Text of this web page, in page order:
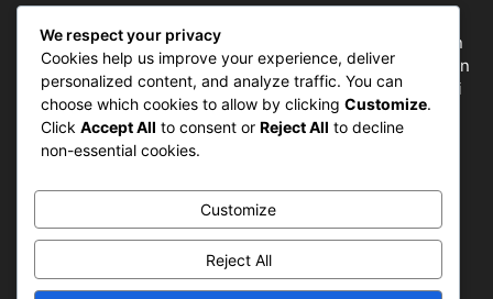
bergerak di ruang jurnalistik, sebagai entitas pemberian
ruang Publik, Media merupakan literasi mutlak diperlukan
sebagai kemampuan dasar berpikir kritis untuk hidup di
abad informasi.
Hubungi kami:
IKUTI KAMI
We respect your privacy
Cookies help us improve your experience, deliver
personalized content, and analyze traffic. You can
choose which cookies to allow by clicking Customize.
Click Accept All to consent or Reject All to decline
non-essential cookies.
Customize
Reject All